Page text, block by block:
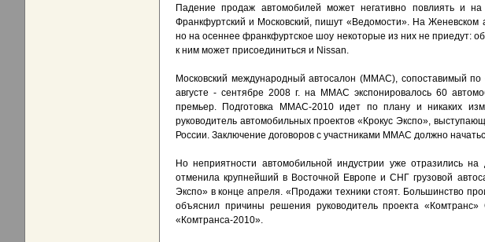
Падение продаж автомобилей может негативно повлиять и
Франкфуртский и Московский, пишут «Ведомости». На Женевском
но на осеннее франкфуртское шоу некоторые из них не приедут:
к ним может присоединиться и Nissan.
Московский международный автосалон (ММАС), сопоставимый по
августе - сентябре 2008 г. на ММАС экспонировалось 60
премьер. Подготовка ММАС-2010 идет по плану и никаких
руководитель автомобильных проектов «Крокус Экспо»,
России. Заключение договоров с участниками ММАС должно
Но неприятности автомобильной индустрии уже отразились
отменила крупнейший в Восточной Европе и СНГ грузовой
Экспо» в конце апреля. «Продажи техники стоят. Большинство
объяснил причины решения руководитель проекта
«Комтранса-2010».